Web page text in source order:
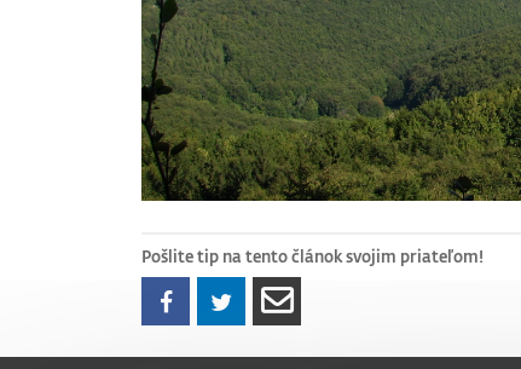
Pošlite tip na tento článok svojim priateľom!